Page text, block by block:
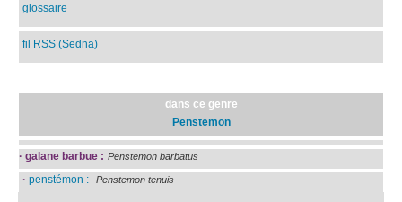
glossaire
fil RSS (Sedna)
dans ce genre
Penstemon
· galane barbue : Penstemon barbatus
· penstémon : Penstemon tenuis